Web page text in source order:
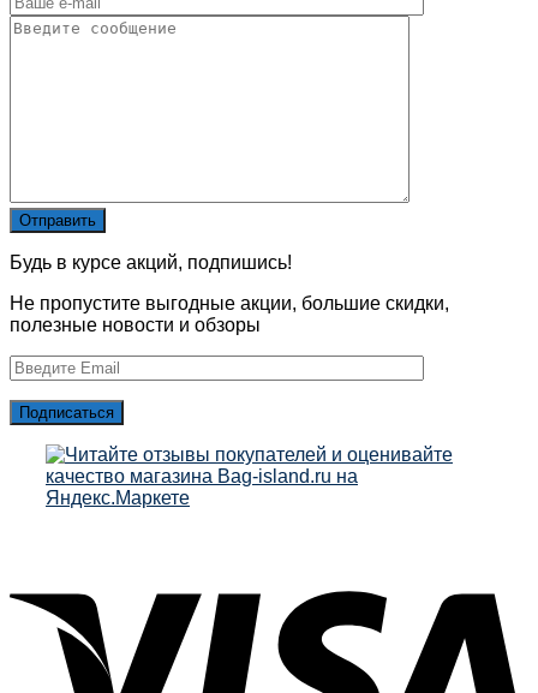
Будь в курсе акций, подпишись!
Не пропустите выгодные акции, большие скидки,
полезные новости и обзоры